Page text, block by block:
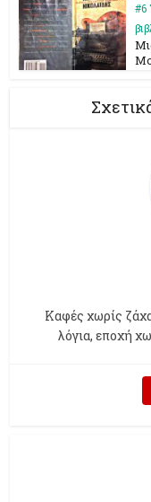
#6
Kαφές χωρίς
λόγια, εποχή